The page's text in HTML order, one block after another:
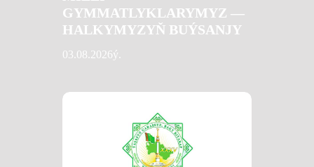
GYMMATLYKLARYMYZ —
HALKYMYZYŇ BUÝSANJY
03.08.2026ý.